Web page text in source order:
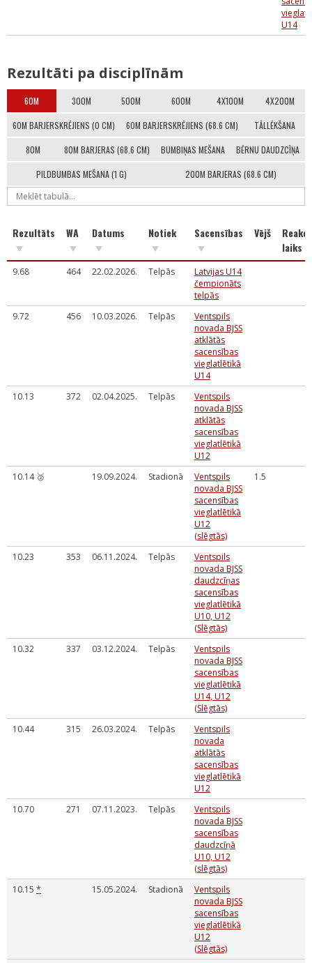
U14
Rezultāti pa disciplīnām
60M 300M 500M 600M 4X100M 4X200M
60M BARJERSKRĒJIENS (0 CM) 60M BARJERSKRĒJIENS (68.6 CM) TĀLLĒKŠANA
80M 80M BARJERAS (68.6 CM) BUMBIŅAS MEŠANA BĒRNU DAUDZCĪŅA
PILDBUMBAS MEŠANA (1 G) 200M BARJERAS (68.6 CM)
Rezultāts WA Datums Notiek Sacensības Vējš
laiks
9.68 464 22.02.2026. Telpās
Latvijas U14
čempionāts
telpās
9.72
456 10.03.2026. Telpās
Ventspils
novada BJSS
atklātās
sacensības
vieglatlētikā
U14
10.13
372 02.04.2025. Telpās
Ventspils
novada BJSS
atklātās
sacensības
vieglatlētikā
U12
10.14 🥈
19.09.2024. Stadionā
Ventspils
novada BJSS
sacensības
vieglatlētikā
U12
(slēgtās)
1.5
10.23 353 06.11.2024. Telpās
Ventspils
novada BJSS
daudzcīņas
sacensības
vieglatlētikā
U10, U12
(Slēgtās)
10.32
337 03.12.2024. Telpās
Ventspils
novada BJSS
sacensības
vieglatlētikā
U14, U12
(Slēgtās)
10.44
315 26.03.2024. Telpās
Ventspils
novada
atklātās
sacensības
vieglatlētikā
U12
10.70
271 07.11.2023. Telpās
Ventspils
novada BJSS
sacensības
daudzcīņā
U10, U12
(slēgtās)
10.15 * 15.05.2024. Stadionā
Ventspils
novada BJSS
sacensības
vieglatlētikā
U12
(Slēgtās)